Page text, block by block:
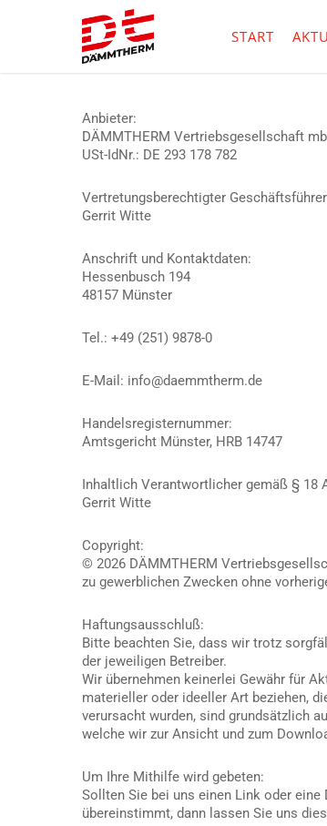
START
Anbieter:
DÄMMTHERM Vertriebsgesellschaft
USt-IdNr.: DE 293 178 782
Vertretungsberechtigter
Gerrit Witte
Anschrift und Kontaktdaten:
Hessenbusch 194
48157 Münster
Tel.: +49 (251) 9878-0
E-Mail: info@daemmtherm.de
Handelsregisternummer:
Amtsgericht Münster, HRB 14747
Inhaltlich Verantwortlicher gemäß § 18
Gerrit Witte
Copyright:
© 2026 DÄMMTHERM
zu gewerblichen Zwecken ohne
Haftungsausschluß:
Bitte beachten Sie, dass wir trotz
der jeweiligen Betreiber.
Wir übernehmen keinerlei Gewähr für
materieller oder ideeller Art beziehen,
verursacht wurden, sind grundsätzlich
welche wir zur Ansicht und zum
Um Ihre Mithilfe wird gebeten:
Sollten Sie bei uns einen Link oder
übereinstimmt, dann lassen Sie uns